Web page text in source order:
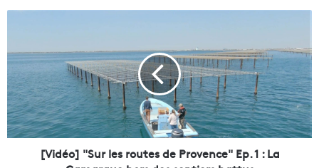
é
o
]
"
S
[Vidéo] "Sur les routes de Provence" Ep. 1 : La